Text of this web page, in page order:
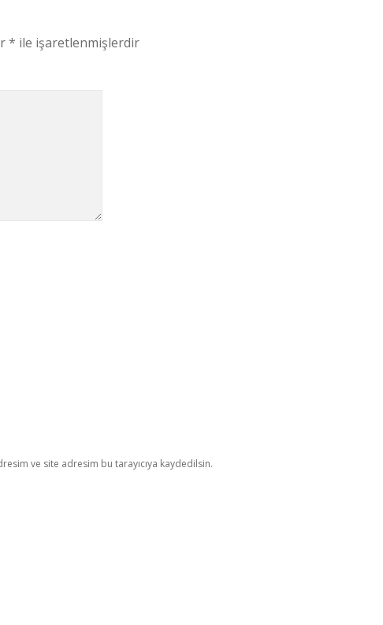
* ile işaretlenmişlerdir
ve site adresim bu tarayıcıya kaydedilsin.